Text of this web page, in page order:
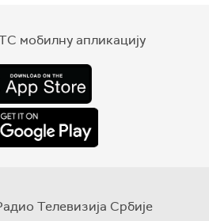
мобилну апликацију
Телевизија Србије